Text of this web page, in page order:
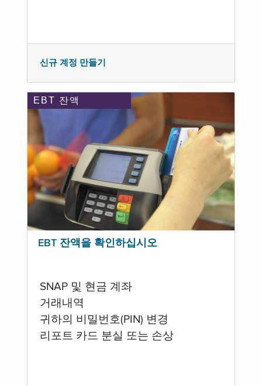
신규 계정 만들기
EBT 잔액
EBT 잔액을 확인하십시오
SNAP 및 현금 계좌
거래내역
귀하의 비밀번호(PIN) 변경
리포트 카드 분실 또는 손상